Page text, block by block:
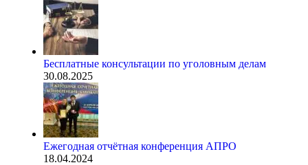
Бесплатные консультации по уголовным делам
30.08.2025
Ежегодная отчётная конференция АПРО
18.04.2024